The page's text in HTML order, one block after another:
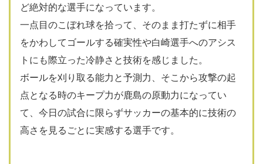
ど絶対的な選手になっています。
一点目のこぼれ球を拾って、そのまま打たずに相手
をかわしてゴールする確実性や白崎選手へのアシス
トにも際立った冷静さと技術を感じました。
ボールを刈り取る能力と予測力、そこから攻撃の起
点となる時のキープ力が鹿島の原動力になってい
て、今日の試合に限らずサッカーの基本的に技術の
高さを見るごとに実感する選手です。